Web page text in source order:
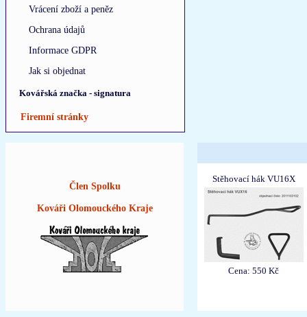
Vrácení zboží a peněz
Ochrana údajů
Informace GDPR
Jak si objednat
Kovářská značka - signatura
Firemní stránky
Člen Spolku
Kováři Olomouckého Kraje
Stěhovací hák VU16X
Cena: 550 Kč